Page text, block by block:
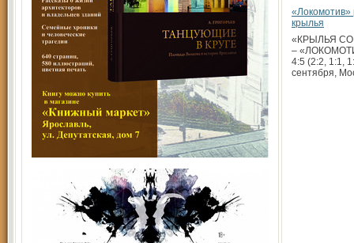
«Локомотив»
крылья
«КРЫЛЬЯ
–
4:5 (2:2, 1:1,
сентября,